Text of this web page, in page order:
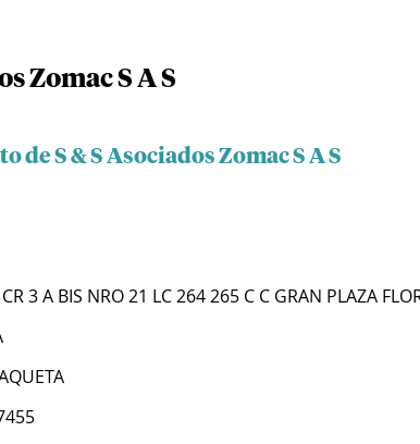
Zomac S A S
de S & S Asociados Zomac S A S
3 A BIS NRO 21 LC 264 265 C C GRAN PLAZA